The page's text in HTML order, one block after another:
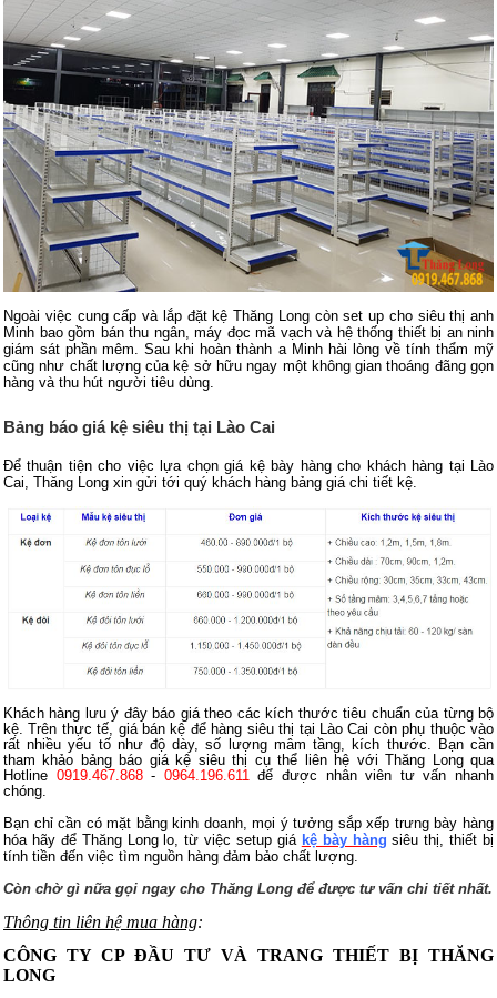
Ngoài việc cung cấp và lắp đặt kệ Thăng Long còn set up cho siêu thị anh
Minh bao gồm bán thu ngân, máy đọc mã vạch và hệ thống thiết bị an ninh
giám sát phần mêm. Sau khi hoàn thành a Minh hài lòng về tính thẩm mỹ
cũng như chất lượng của kệ sở hữu ngay một không gian thoáng đãng gọn
hàng và thu hút người tiêu dùng.
Bảng báo giá kệ siêu thị tại Lào Cai
Để thuận tiện cho việc lựa chọn giá kệ bày hàng cho khách hàng tại Lào
Cai, Thăng Long xin gửi tới quý khách hàng bảng giá chi tiết kệ.
Khách hàng lưu ý đây báo giá theo các kích thước tiêu chuẩn của từng bộ
kệ. Trên thực tế, giá bán kệ để hàng siêu thị tại Lào Cai còn phụ thuộc vào
rất nhiều yếu tố như độ dày, số lượng mâm tầng, kích thước. Bạn cần
tham khảo bảng báo giá kệ siêu thị cụ thể liên hệ với Thăng Long qua
Hotline 0919.467.868- 0964.196.611để được nhân viên tư vấn nhanh
chóng.
Bạn chỉ cần có mặt bằng kinh doanh, mọi ý tưởng sắp xếp trưng bày hàng
hóa hãy để Thăng Long lo, từ việc setup giá kệ bày hàng siêu thị, thiết bị
tính tiền đến việc tìm nguồn hàng đảm bảo chất lượng.
Còn chờ gì nữa gọi ngay cho Thăng Long để được tư vấn chi tiết nhất.
Thông tin liên hệ mua hàng:
CÔNG TY CP ĐẦU TƯ VÀ TRANG THIẾT BỊ THĂNG
LONG